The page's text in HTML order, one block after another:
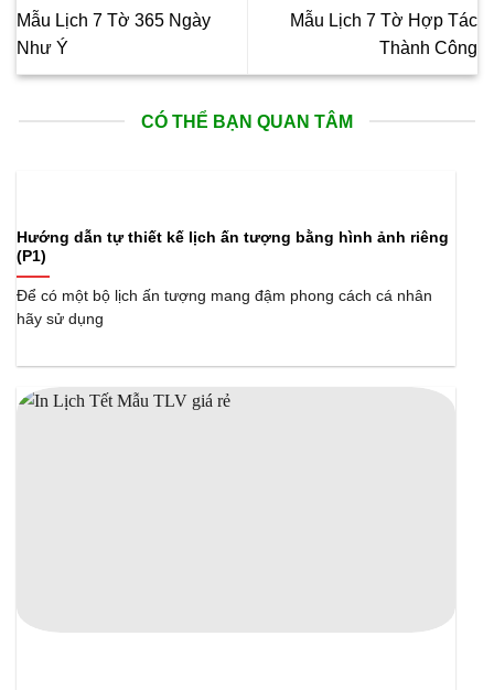
Mẫu Lịch 7 Tờ 365 Ngày
Như Ý
Mẫu Lịch 7 Tờ Hợp Tác
Thành Công
CÓ THỂ BẠN QUAN TÂM
Hướng dẫn tự thiết kế lịch ấn tượng bằng hình ảnh riêng
(P1)
Để có một bộ lịch ấn tượng mang đậm phong cách cá nhân
hãy sử dụng